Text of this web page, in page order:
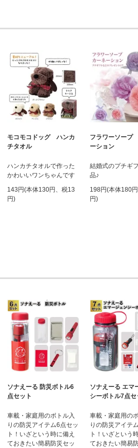
モコモコドッグ ハンカ
チタオル
ハンカチタオルで作った
かわいいワンちゃんです
143円(本体130円、税13
円)
フラワーソープ
ーション
結婚式のプチギ
品♪
198円(本体180
円)
ソナえーる 防災ボトル6
点セット
車載・家庭用のボトル入
りの防災アイテム6点セッ
ト！いざという時に備え
ておきたい簡易防災セッ
ソナえーる エマ
シーボトル7点セ
車載・家庭用の
りの防災アイテ
ト！いざという
ておきたい簡易